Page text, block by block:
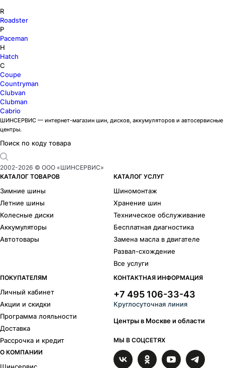
R
Roadster
P
Paceman
H
Hatch
C
Coupe
Countryman
Clubvan
Clubman
Cabrio
ШИНСЕРВИС — интернет-магазин шин, дисков, аккумуляторов и автосервисные
центры.
Поиск по коду товара
2002-2026 © ООО «ШИНСЕРВИС»
КАТАЛОГ ТОВАРОВ
Зимние шины
Летние шины
Колесные диски
Аккумуляторы
Автотовары
КАТАЛОГ УСЛУГ
Шиномонтаж
Хранение шин
Техническое обслуживание
Бесплатная диагностика
Замена масла в двигателе
Развал-схождение
Все услуги
ПОКУПАТЕЛЯМ
Личный кабинет
Акции и скидки
Программа лояльности
Доставка
Рассрочка и кредит
О КОМПАНИИ
КОНТАКТНАЯ ИНФОРМАЦИЯ
+7 495 106-33-43
Круглосуточная линия
Центры в Москве и области
МЫ В СОЦСЕТЯХ